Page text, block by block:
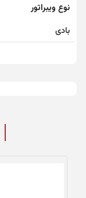
نوع ویبراتور
بادی